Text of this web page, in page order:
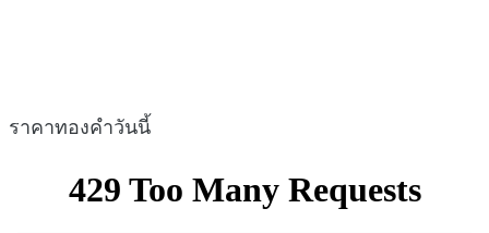
ราคาทองคำวันนี้